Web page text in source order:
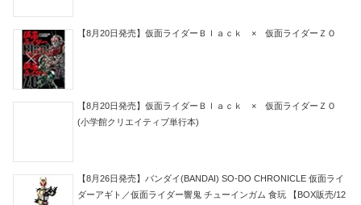
【8月20日発売】仮面ライダーＢｌａｃｋ × 仮面ライダーＺＯ
【8月20日発売】仮面ライダーＢｌａｃｋ × 仮面ライダーＺＯ
(小学館クリエイティブ単行本)
【8月26日発売】バンダイ(BANDAI) SO-DO CHRONICLE 仮面ライ
ダーアギト／仮面ライダー響鬼 チューインガム 食玩 【BOX販売/12